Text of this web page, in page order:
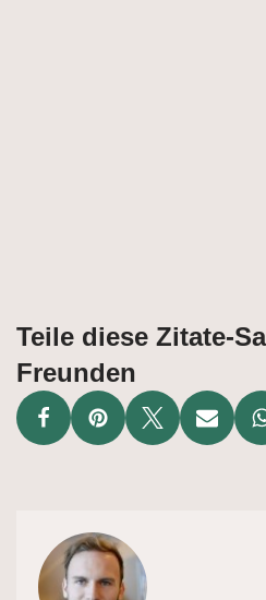
Teile diese Zitate-
Freunden